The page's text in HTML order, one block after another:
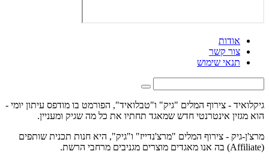
אודות
צור קשר
תנאי שימוש
גיקלואיד - צירוף המלים "גיק" ו"טבלואיד", הפורמט בו מודפס עיתון יומי -
הוא מגזין אינטרנטי חדש שמאגד תחתיו את כל מה שגיק ומעניין.
מרצ'ן-גיק - צירוף המלים "מרצ'נדייז" ו"גיק", היא חנות תכנית שותפים
(Affiliate) בה אנו מאגדים מוצרים מגניבים מרחבי הרשת.